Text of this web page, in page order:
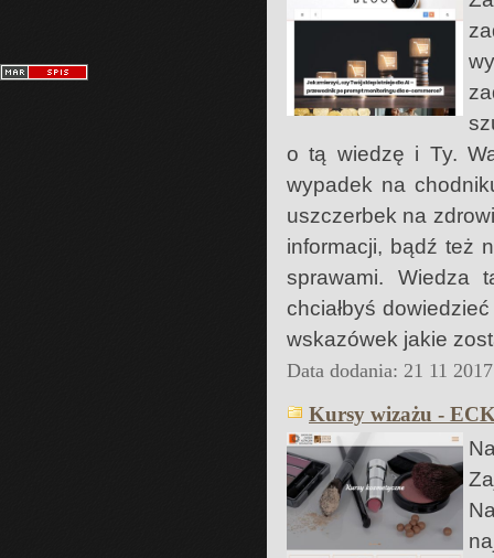
o tą wiedzę i Ty.
wypadek na
uszczerbek na
informacji, bądź też
sprawami. Wiedza
chciałbyś
wskazówek jakie
Data dodania: 21 11
Kursy wizażu -